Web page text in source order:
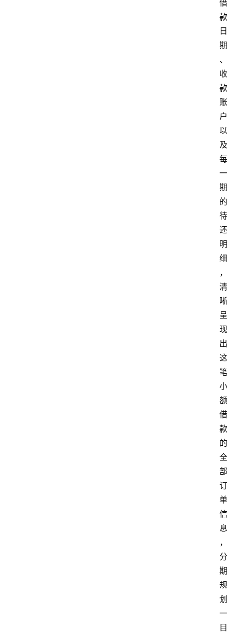
借
款
日
期
、
收
款
账
户
以
及
每
一
期
的
待
还
明
细
，
清
晰
呈
现
出
这
笔
小
额
借
款
的
全
部
订
单
信
息
，
分
期
规
划
一
目